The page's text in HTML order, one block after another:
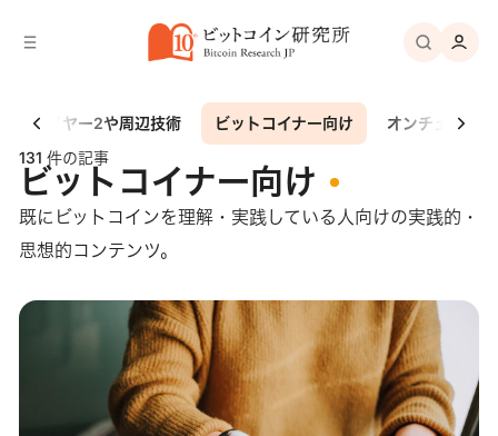
レイヤー2や周辺技術 ビットコイナー向け
オンチェーン
131 件の記事
ビットコイナー向け
既にビットコインを理解・実践している人向けの実践的・
思想的コンテンツ。